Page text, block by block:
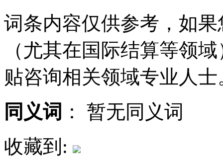
词条内容仅供参考，如
（尤其在国际结算等领
贴咨询相关领域专业人士
同义词 ： 暂无同义词
收藏到: